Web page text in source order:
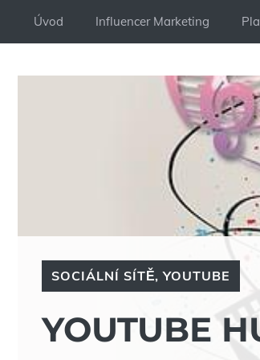
Přeskočit
Úvod Influencer Marketing
SOCIÁLNÍ SÍTĚ,YOUTUBE
YOUTUBE